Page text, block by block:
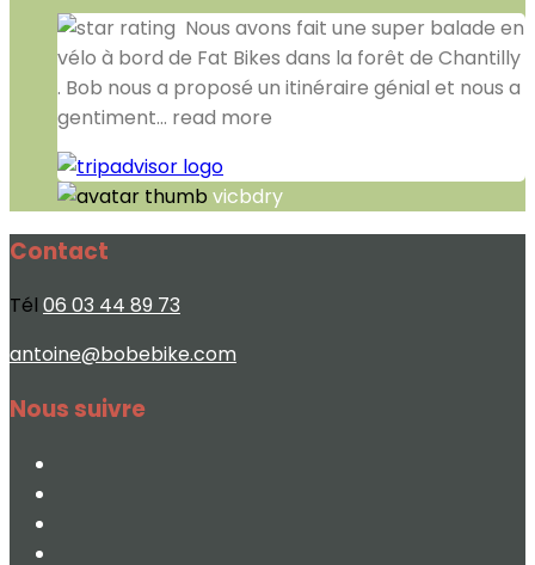
Nous avons fait une super balade en
vélo à bord de Fat Bikes dans la forêt de Chantilly
. Bob nous a proposé un itinéraire génial et nous a
gentiment... read more
vicbdry
Contact
Tél 06 03 44 89 73
antoine@bobebike.com
Nous suivre